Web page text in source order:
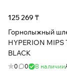
125 269 ₸
Горнолыжный
HYPERION MIPS
BLACK
0 0 В наличии